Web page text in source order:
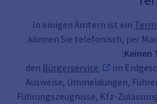
In einigen Ämtern ist ein
können Sie telefonisch, per
Keinen
den Bürgerservice
im
Ausweise, Ummeldungen,
Führungszeugnisse, Kfz-